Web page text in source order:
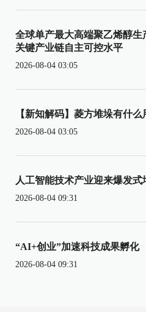
全球单产最大高端聚乙烯醇生
关键产业链自主可控水平
2026-08-04 03:05
【新知解码】菱方堆垛有什么
2026-08-04 03:05
人工智能技术产业迎来爆发式
2026-08-04 09:31
“AI+创业”加速科技成果孵化
2026-08-04 09:31